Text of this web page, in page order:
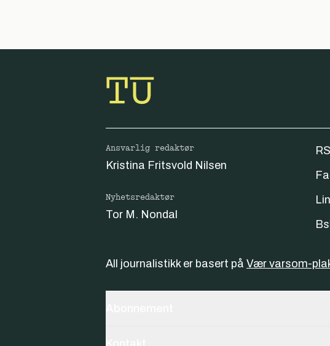
Ansvarlig redaktør
Kristina Fritsvold Nilsen
Nyhetsredaktør
Tor M. Nondal
All journalistikk er basert på Vær varsom-